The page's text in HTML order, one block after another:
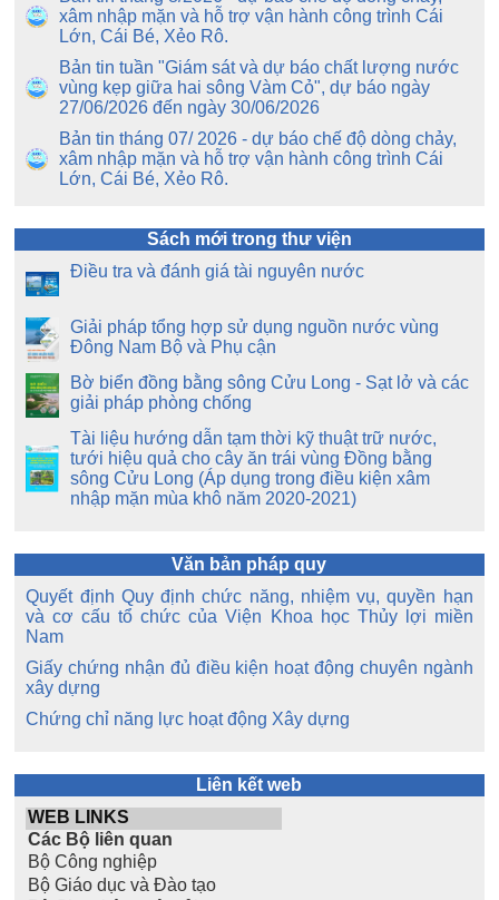
xâm nhập mặn và hỗ trợ vận hành công trình Cái
Lớn, Cái Bé, Xẻo Rô.
Bản tin tuần "Giám sát và dự báo chất lượng nước
vùng kẹp giữa hai sông Vàm Cỏ", dự báo ngày
27/06/2026 đến ngày 30/06/2026
Bản tin tháng 07/ 2026 - dự báo chế độ dòng chảy,
xâm nhập mặn và hỗ trợ vận hành công trình Cái
Lớn, Cái Bé, Xẻo Rô.
Sách mới trong thư viện
Điều tra và đánh giá tài nguyên nước
Giải pháp tổng hợp sử dụng nguồn nước vùng
Đông Nam Bộ và Phụ cận
Bờ biển đồng bằng sông Cửu Long - Sạt lở và các
giải pháp phòng chống
Tài liệu hướng dẫn tạm thời kỹ thuật trữ nước,
tưới hiệu quả cho cây ăn trái vùng Đồng bằng
sông Cửu Long (Áp dụng trong điều kiện xâm
nhập mặn mùa khô năm 2020-2021)
Văn bản pháp quy
Quyết định Quy định chức năng, nhiệm vụ, quyền hạn
và cơ cấu tổ chức của Viện Khoa học Thủy lợi miền
Nam
Giấy chứng nhận đủ điều kiện hoạt động chuyên ngành
xây dựng
Chứng chỉ năng lực hoạt động Xây dựng
Liên kết web